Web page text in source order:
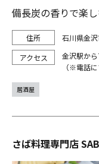
備長炭の香りで楽
石川県金
金沢駅か
（※電話
居酒屋
さば料理専門店